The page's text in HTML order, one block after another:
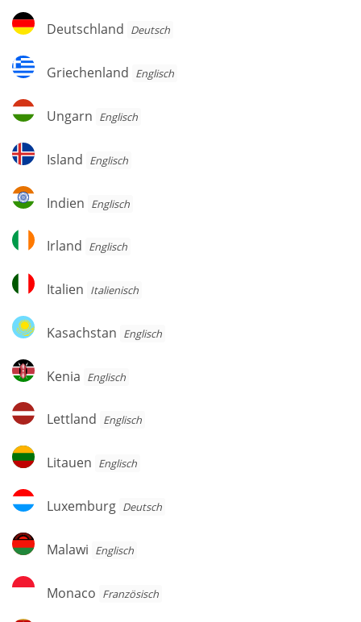
Deutschland
Deutschland Deutsch
Griechenland
Griechenland Englisch
Ungarn
Ungarn Englisch
Island
Island Englisch
Indien
Indien Englisch
Irland
Irland Englisch
Italien
Italien Italienisch
Kasachstan
Kasachstan Englisch
Kenia
Kenia Englisch
Lettland
Lettland Englisch
Litauen
Litauen Englisch
Luxemburg
Luxemburg Deutsch
Malawi
Malawi Englisch
Monaco
Monaco Französisch